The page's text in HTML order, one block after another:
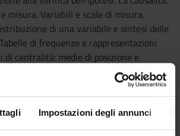
Impostazioni degli annunci
misura. Variabili e scale di misura.
di una variabile e sintesi delle
di frequenze e rappresentazioni
di centralità: medie di posizione e
di variabili. La standardizzazione. Indici
Normale. Proprietà ed applicazioni. Uso
Normale standard.